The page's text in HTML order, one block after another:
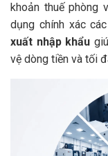
khoản thuế phòng
dụng chính xác
xuất nhập khẩu
vệ dòng tiền và tối